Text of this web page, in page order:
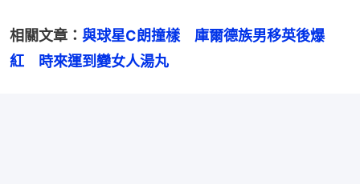
相關文章： 與球星C朗撞樣　庫爾德族男移英後爆
紅　時來運到變女人湯丸